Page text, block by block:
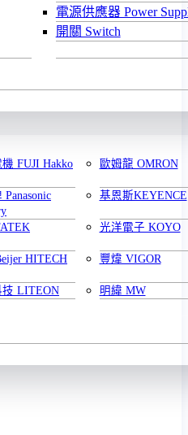
電源供應器 Power
開關 Switch
FUJI Hakko 歐姆龍 OMRON
Panasonic
基恩斯KEYENCE
光洋電子 KOYO
HITECH 豐煒 VIGOR
技 LITEON
明緯 MW